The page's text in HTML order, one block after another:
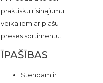
praktisku risinājumu
veikaliem ar plašu
preses sortimentu.
ĪPAŠĪBAS
Stendam ir